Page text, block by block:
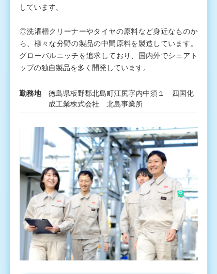
しています。
◎洗濯槽クリーナーやタイヤの原料など身近なものか
ら、様々な分野の製品の中間原料を製造しています。
グローバルニッチを追求しており、国内外でシェアト
ップの独自製品を多く開発しています。
勤務地
徳島県板野郡北島町江尻字内中須１ 四国化
成工業株式会社 北島事業所